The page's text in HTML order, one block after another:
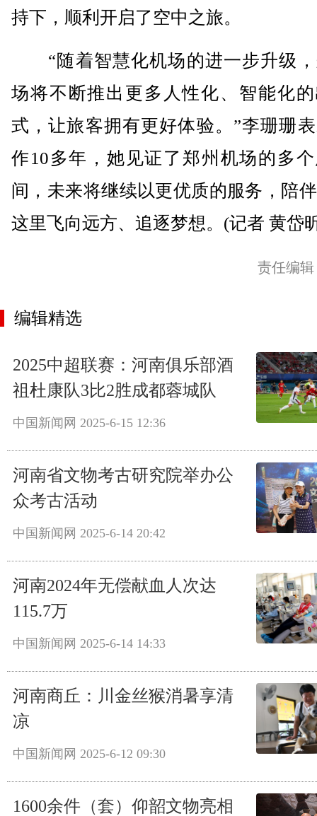
持下，顺利开启了空中之旅。
“随着智慧化机场的进一步升级，
场将不断推出更多人性化、智能化
式，让旅客拥有更好体验。”李珊珊
作10多年，她见证了郑州机场的多
间，未来将继续以更优质的服务，陪
这里飞向远方、追逐梦想。(记者 黄岱
责任编
编辑精选
2025中超联赛：河南俱乐部酒
祖杜康队3比2胜成都蓉城队
中国新闻网 2025-6-15 12:36
河南省文物考古研究院举办公
众考古活动
中国新闻网 2025-6-14 20:42
河南2024年无偿献血人次达
115.7万
中国新闻网 2025-6-14 14:33
河南商丘：川金丝猴消暑享清
凉
中国新闻网 2025-6-12 09:30
1600余件（套）仰韶文物亮相